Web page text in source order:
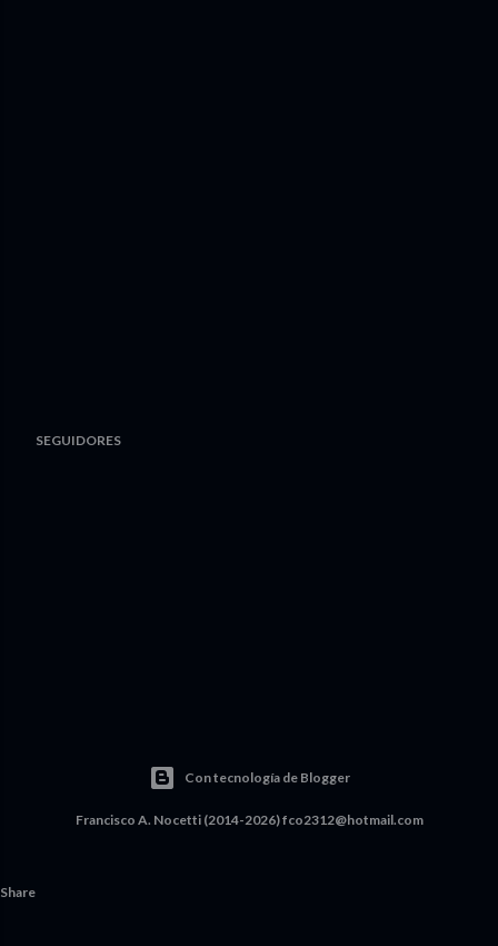
SEGUIDORES
Con tecnología de Blogger
Francisco A. Nocetti (2014-2026) fco2312@hotmail.com
Share